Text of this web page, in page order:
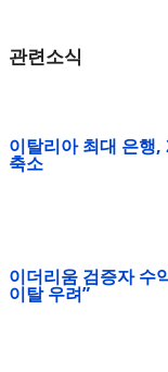
관련소식
이탈리아 최대 은행
축소
이더리움 검증자 수
이탈 우려”